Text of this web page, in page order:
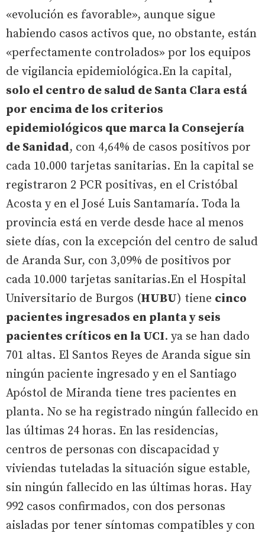
«evolución es favorable», aunque sigue
habiendo casos activos que, no obstante, están
«perfectamente controlados» por los equipos
de vigilancia epidemiológica.En la capital,
solo el centro de salud de Santa Clara está
por encima de los criterios
epidemiológicos que marca la Consejería
de Sanidad, con 4,64% de casos positivos por
cada 10.000 tarjetas sanitarias. En la capital se
registraron 2 PCR positivas, en el Cristóbal
Acosta y en el José Luis Santamaría. Toda la
provincia está en verde desde hace al menos
siete días, con la excepción del centro de salud
de Aranda Sur, con 3,09% de positivos por
cada 10.000 tarjetas sanitarias.En el Hospital
Universitario de Burgos (HUBU) tiene cinco
pacientes ingresados en planta y seis
pacientes críticos en la UCI. ya se han dado
701 altas. El Santos Reyes de Aranda sigue sin
ningún paciente ingresado y en el Santiago
Apóstol de Miranda tiene tres pacientes en
planta. No se ha registrado ningún fallecido en
las últimas 24 horas. En las residencias,
centros de personas con discapacidad y
viviendas tuteladas la situación sigue estable,
sin ningún fallecido en las últimas horas. Hay
992 casos confirmados, con dos personas
aisladas por tener síntomas compatibles y con